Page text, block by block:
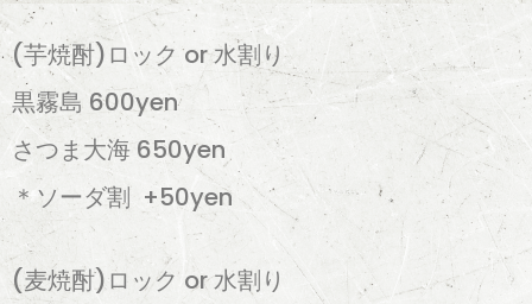
(芋焼酎)ロック or 水割り
黒霧島 600yen
さつま大海 650yen
＊ソーダ割 +50yen
(麦焼酎)ロック or 水割り